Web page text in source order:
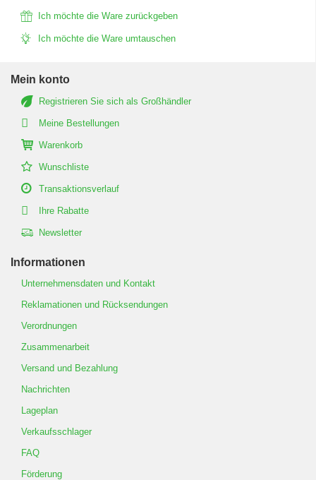
Ich möchte die Ware zurückgeben
Ich möchte die Ware umtauschen
Mein konto
Registrieren Sie sich als Großhändler
Meine Bestellungen
Warenkorb
Wunschliste
Transaktionsverlauf
Ihre Rabatte
Newsletter
Informationen
Unternehmensdaten und Kontakt
Reklamationen und Rücksendungen
Verordnungen
Zusammenarbeit
Versand und Bezahlung
Nachrichten
Lageplan
Verkaufsschlager
FAQ
Förderung